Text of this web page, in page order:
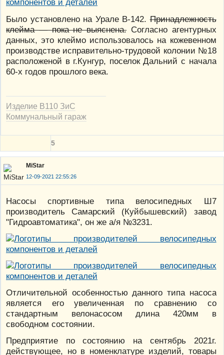
Было установлено на Урале В-142.Принадлежность
клейма — пока не выяснена. Согласно агентурных
данных, это клеймо использовалось на кожевенном
производстве исправительно-трудовой колонии №18
расположеной в г.Кунгур, поселок Дальний с начала
60-х годов прошлого века.
Изделие В110 ЗиС
Коммунальный гараж
5
MiStar
12-09-2021 22:55:26
Насосы спортивные типа велосипедных Ш7
производитель Самарский (Куйбышевский) завод
"Гидроавтоматика", он же а/я №3231.
Отличительной особенностью данного типа насоса
является его увеличенная по сравнению со
стандартным велонасосом длина 420мм в
свободном состоянии.
Предприятие по состоянию на сентябрь 2021г.
действующее, но в номенклатуре изделий, товары